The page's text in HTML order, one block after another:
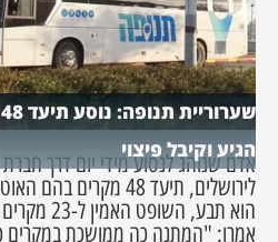
הגיע וקיבל פיצוי
אדם שנוהג לנסוע מידי יום דרך
לירושלים, תיעד 48
הוא תבע,
אמרו: "המתנה כה ממושכת במקרים